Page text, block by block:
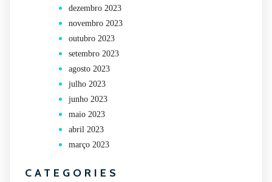
dezembro 2023
novembro 2023
outubro 2023
setembro 2023
agosto 2023
julho 2023
junho 2023
maio 2023
abril 2023
março 2023
CATEGORIES